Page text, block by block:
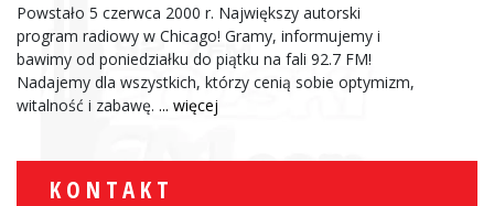
Powstało 5 czerwca 2000 r. Największy autorski
program radiowy w Chicago! Gramy, informujemy i
bawimy od poniedziałku do piątku na fali 92.7 FM!
Nadajemy dla wszystkich, którzy cenią sobie optymizm,
witalność i zabawę. ... więcej
KONTAKT